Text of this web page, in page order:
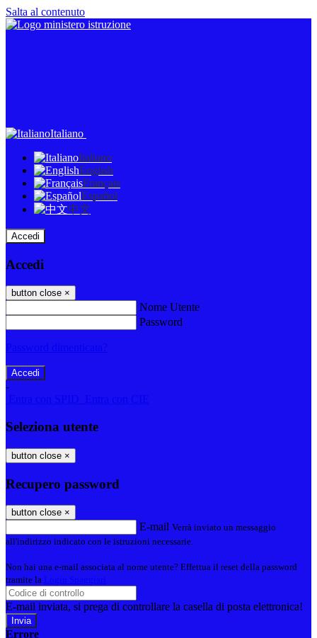
Salta al contenuto
Italiano
Italiano
English
Français
Español
中文
Accedi
Accedi
button close ×
Nome Utente
Password
-
Seleziona utente
button close ×
Recupero password
button close ×
E-mail Verrà inviato un messaggio
all'indirizzo indicato con le istruzioni necessarie.
Non hai una e-mail associata al nome utente? Effettua il reset della password
tramite la
E-mail inviata, si prega di controllare la casella di posta elettronica!
Errore